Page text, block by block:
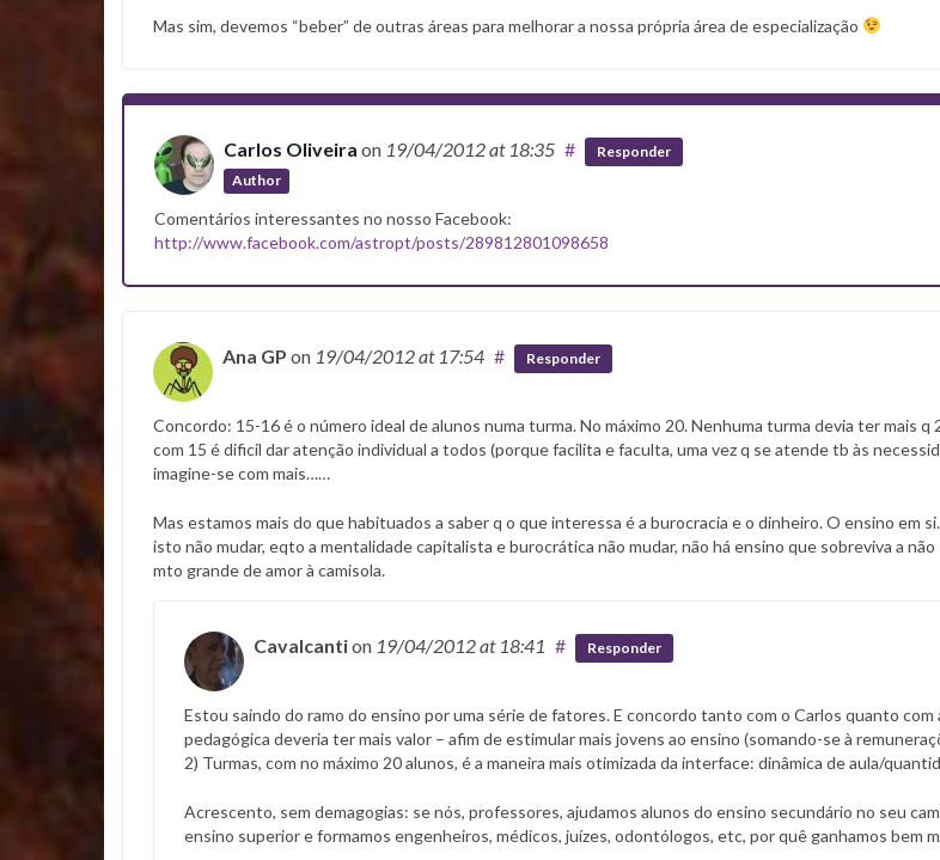
Mas sim, devemos “beber” de outras áreas para melhorar a nossa própria área de especialização
Carlos Oliveira on 19/04/2012at 18:35
Author
# Responder
Comentários interessantes no nosso Facebook:
http://www.facebook.com/astropt/posts/289812801098658
Ana GP on 19/04/2012at 17:54 # Responder
Concordo: 15-16 é o número ideal de alunos numa turma. No máximo 20. Nenhuma turma devia ter mais q
com 15 é dificil dar atenção individual a todos (porque facilita e faculta, uma vez q se atende tb às
imagine-se com mais……
Mas estamos mais do que habituados a saber q o que interessa é a burocracia e o dinheiro. O ensino em
isto não mudar, eqto a mentalidade capitalista e burocrática não mudar, não há ensino que sobreviva a não
mto grande de amor à camisola.
Cavalcantion 19/04/2012at 18:41 # Responder
Estou saindo do ramo do ensino por uma série de fatores. E concordo tanto com o Carlos quanto com
pedagógica deveria ter mais valor – afim de estimular mais jovens ao ensino (somando-se à
2) Turmas, com no máximo 20 alunos, é a maneira mais otimizada da interface: dinâmica de aula/
Acrescento, sem demagogias: se nós, professores, ajudamos alunos do ensino secundário no seu
ensino superior e formamos engenheiros, médicos, juízes, odontólogos, etc, por quê ganhamos bem